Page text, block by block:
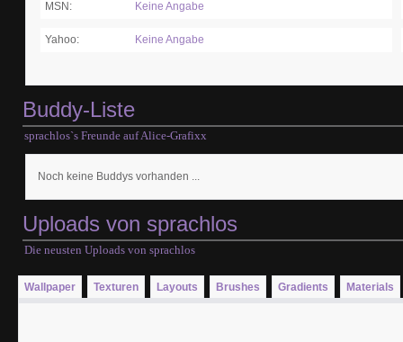
MSN: Keine Angabe
Yahoo: Keine Angabe
Buddy-Liste
sprachlos`s Freunde auf Alice-Grafixx
Noch keine Buddys vorhanden ...
Uploads von sprachlos
Die neusten Uploads von sprachlos
Wallpaper Texturen Layouts Brushes Gradients Materials